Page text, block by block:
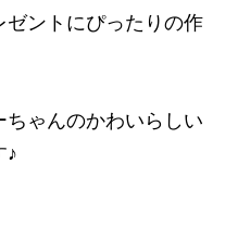
ントにぴったりの作
ゃんのかわいらしい
♪